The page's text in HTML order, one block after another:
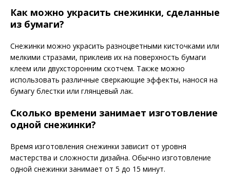
Как можно украсить снежинки, сделанные
из бумаги?
Снежинки можно украсить разноцветными кисточками или
мелкими стразами, приклеив их на поверхность бумаги
клеем или двухсторонним скотчем. Также можно
использовать различные сверкающие эффекты, нанося на
бумагу блестки или глянцевый лак.
Сколько времени занимает изготовление
одной снежинки?
Время изготовления снежинки зависит от уровня
мастерства и сложности дизайна. Обычно изготовление
одной снежинки занимает от 5 до 15 минут.